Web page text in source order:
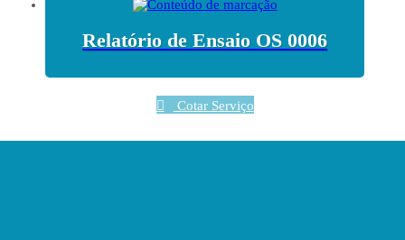
Relatório de Ensaio OS 0006
Cotar Serviço